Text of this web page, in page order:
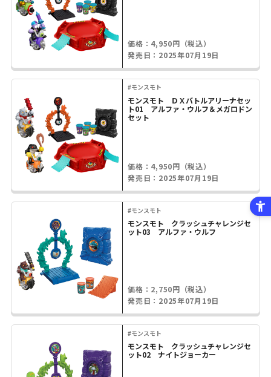
価格：4,950円（税込）
発売日：2025年07月19日
#モンスモト
モンスモト ＤＸバトルアリーナセッ
ト01 アルファ・ウルフ＆メガロドン
セット
価格：4,950円（税込）
発売日：2025年07月19日
#モンスモト
モンスモト クラッシュチャレンジセ
ット03 アルファ・ウルフ
価格：2,750円（税込）
発売日：2025年07月19日
#モンスモト
モンスモト クラッシュチャレンジセ
ット02 ナイトジョーカー